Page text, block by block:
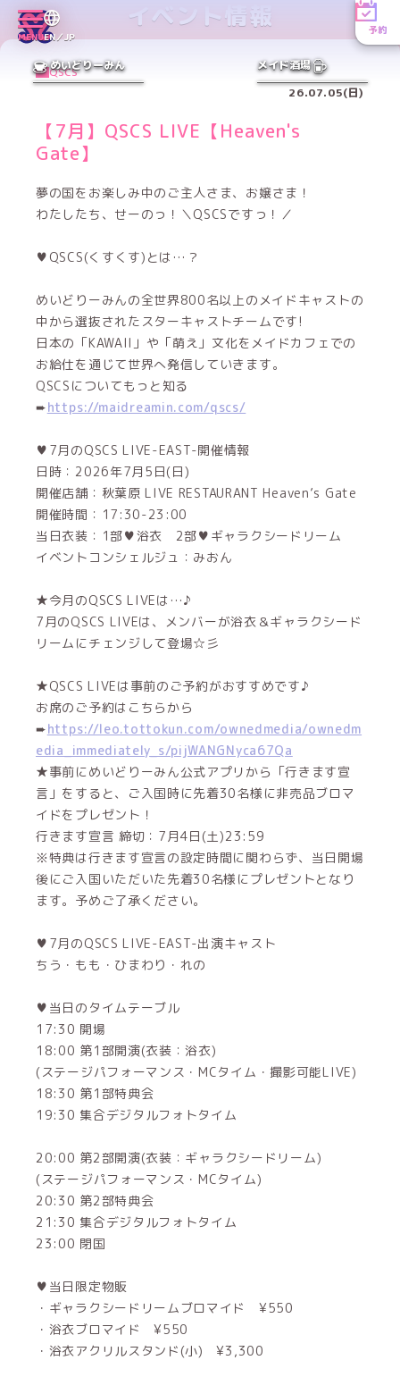
MENUEN／JP
予約
めいどりーみん メイド酒場
イベント情報
QSCS
26.07.05(日)
【7月】QSCS LIVE【Heaven's
Gate】
夢の国をお楽しみ中のご主人さま、お嬢さま！
わたしたち、せーのっ！＼QSCSですっ！／
♥QSCS(くすくす)とは…？
めいどりーみんの全世界800名以上のメイドキャストの
中から選抜されたスターキャストチームです!
日本の「KAWAII」や「萌え」文化をメイドカフェでの
お給仕を通じて世界へ発信していきます。
QSCSについてもっと知る
➨https://maidreamin.com/qscs/
♥7月のQSCS LIVE-EAST-開催情報
日時：2026年7月5日(日)
開催店舗：秋葉原 LIVE RESTAURANT Heaven’s Gate
開催時間：17:30-23:00
当日衣装：1部♥浴衣 2部♥ギャラクシードリーム
イベントコンシェルジュ：みおん
★今月のQSCS LIVEは…♪
7月のQSCS LIVEは、メンバーが浴衣＆ギャラクシード
リームにチェンジして登場☆彡
★QSCS LIVEは事前のご予約がおすすめです♪
お席のご予約はこちらから
➨https://leo.tottokun.com/ownedmedia/ownedm
edia_immediately_s/pijWANGNyca67Qa
★事前にめいどりーみん公式アプリから「行きます宣
言」をすると、ご入国時に先着30名様に非売品ブロマ
イドをプレゼント！
行きます宣言 締切：7月4日(土)23:59
※特典は行きます宣言の設定時間に関わらず、当日開場
後にご入国いただいた先着30名様にプレゼントとなり
ます。予めご了承ください。
♥7月のQSCS LIVE-EAST-出演キャスト
ちう・もも・ひまわり・れの
♥当日のタイムテーブル
17:30 開場
18:00 第1部開演(衣装：浴衣)
(ステージパフォーマンス・MCタイム・撮影可能LIVE)
18:30 第1部特典会
19:30 集合デジタルフォトタイム
20:00 第2部開演(衣装：ギャラクシードリーム)
(ステージパフォーマンス・MCタイム)
20:30 第2部特典会
21:30 集合デジタルフォトタイム
23:00 閉国
♥当日限定物販
・ギャラクシードリームブロマイド ¥550
・浴衣ブロマイド ¥550
・浴衣アクリルスタンド(小) ¥3,300